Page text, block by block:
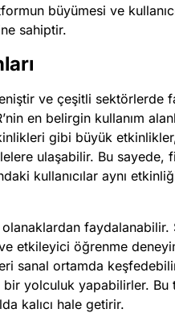
büyümesi ve
sahiptir.
ve çeşitli sektörlerde
en belirgin kullanım
gibi büyük etkinlikler,
ulaşabilir. Bu sayede,
kullanıcılar aynı
faydalanabilir.
etkileyici öğrenme
sanal ortamda
yolculuk yapabilirler. Bu
kalıcı hale getirir.